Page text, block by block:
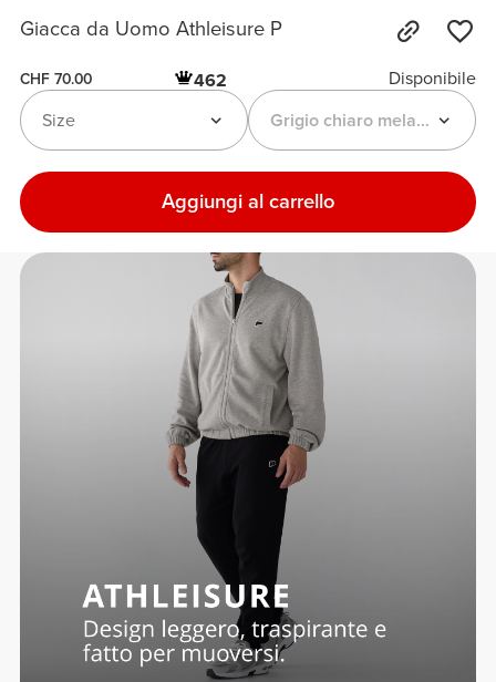
Giacca da Uomo Athleisure P
CHF 70.00 462
Disponibile
Grigio chiaro melange
Size
Aggiungi al carrello